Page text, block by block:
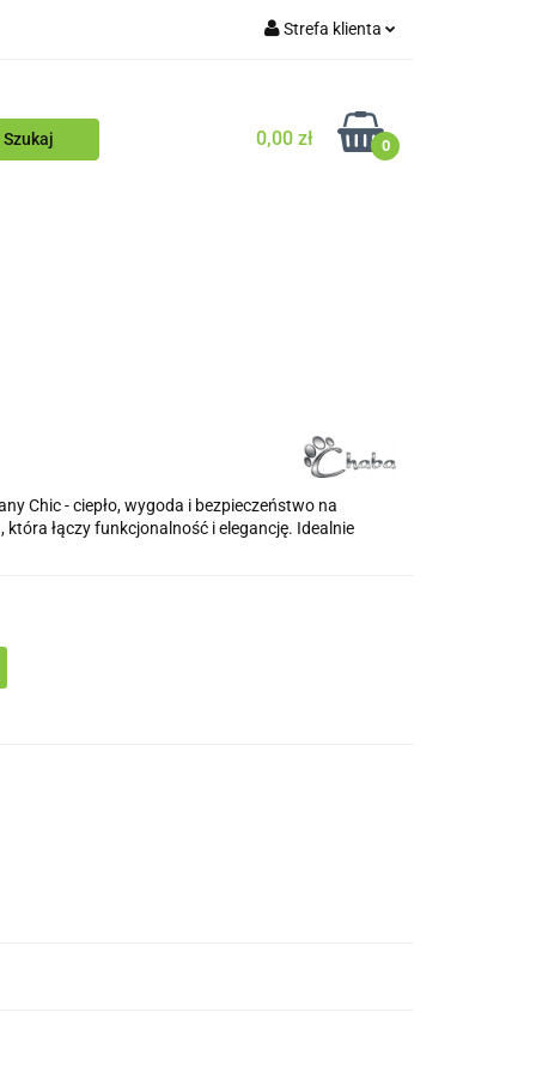
Strefa klienta
Zarejestruj się
Dodaj zgłoszenie
0,00 zł 0
Chic - ciepło, wygoda i bezpieczeństwo na
łączy funkcjonalność i elegancję. Idealnie